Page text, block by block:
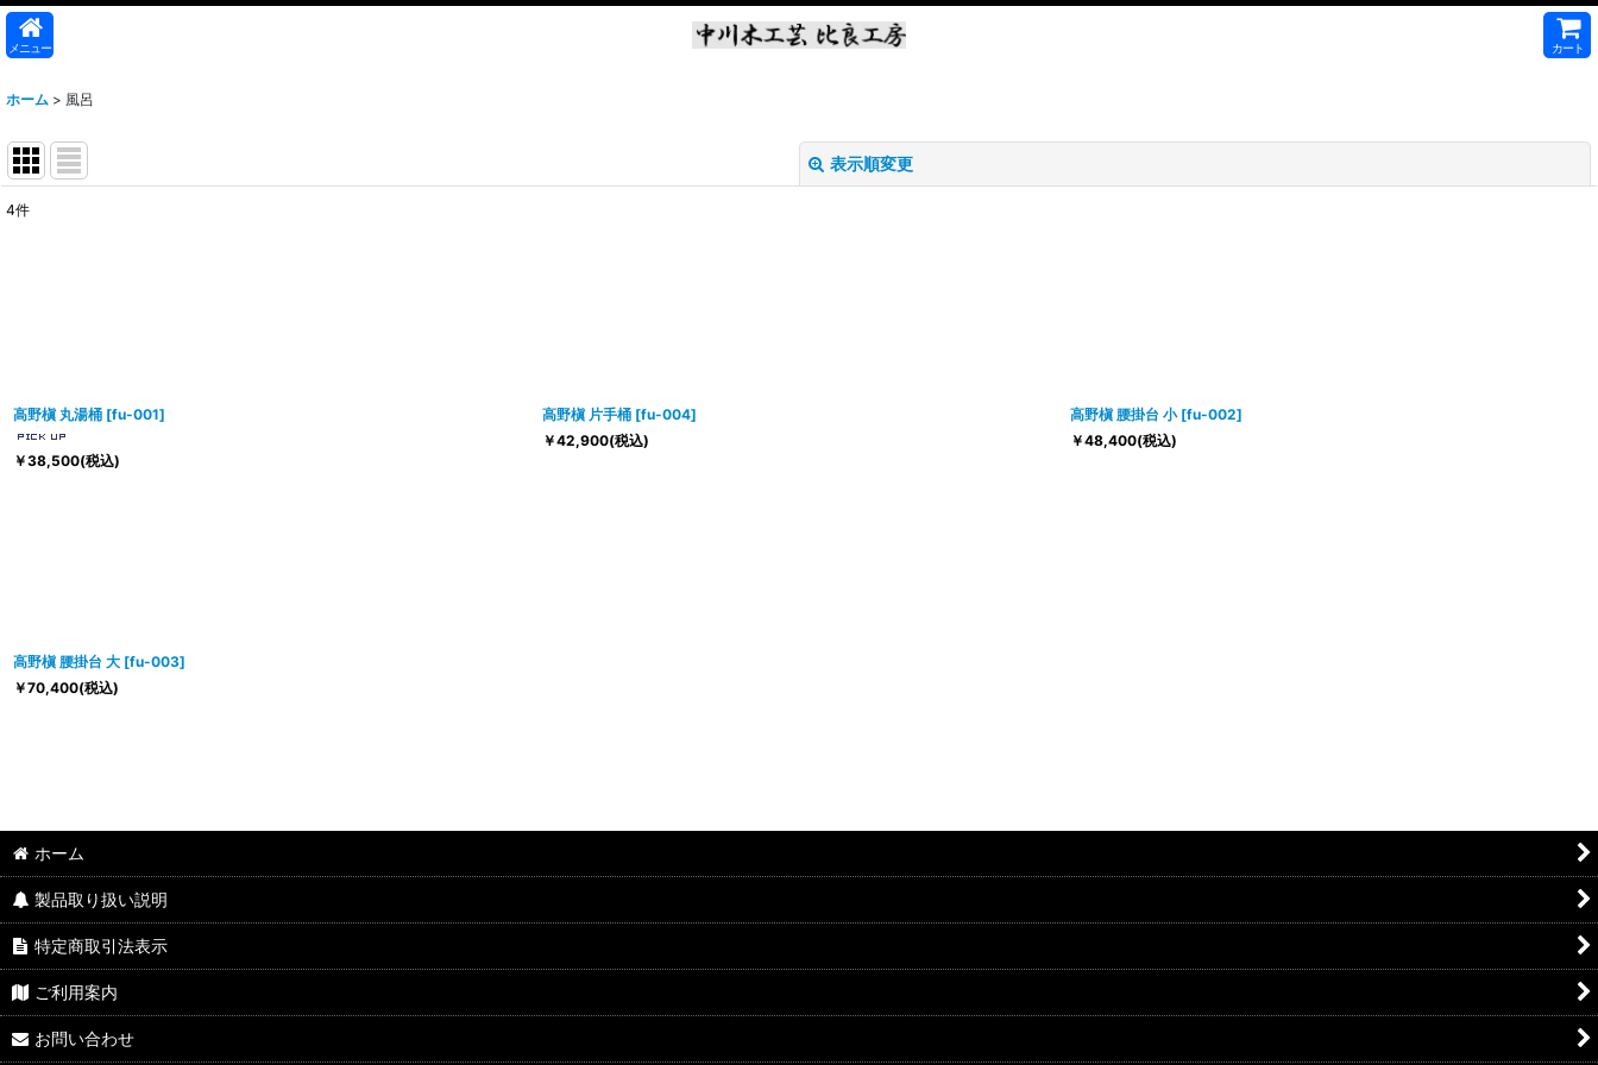
メニュー カート
ホーム > 風呂
表示順変更
4件
高野槇 丸湯桶 [fu-001]
￥38,500(税込)
高野槇 片手桶 [fu-004]
￥42,900(税込)
高野槇 腰掛台 小 [fu-002]
￥48,400(税込)
高野槇 腰掛台 大 [fu-003]
￥70,400(税込)
ホーム
製品取り扱い説明
特定商取引法表示
ご利用案内
お問い合わせ